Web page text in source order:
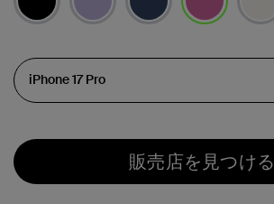
販売店を見つける